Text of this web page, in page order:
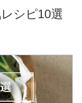
シピ10選